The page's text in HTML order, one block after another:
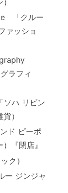
「クルー
ァッショ
ラフィ
ハ リビン
）
ド ピーポ
『閉店』
ク）
ー ジンジャ